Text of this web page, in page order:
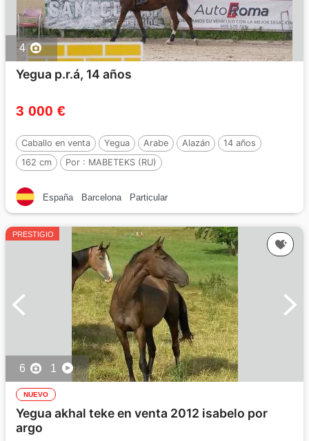
4
Yegua p.r.á, 14 años
3 000 €
Caballo en venta Yegua Arabe Alazán
14 años
162 cm
Por : MABETEKS (RU)
España Barcelona Particular
PRESTIGIO
6 1
NUEVO
Yegua akhal teke en venta 2012 isabelo por
argo